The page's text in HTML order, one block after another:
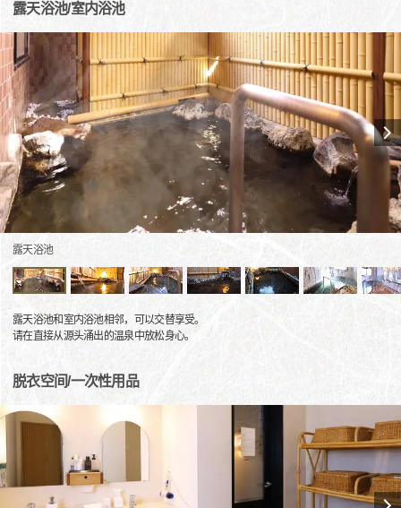
露天浴池/室内浴池
露天浴池
露天浴池和室内浴池相邻，可以交替享受。
请在直接从源头涌出的温泉中放松身心。
脱衣空间/一次性用品